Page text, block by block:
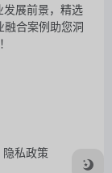
展前景，精选
融合案例助您洞
隐私政策